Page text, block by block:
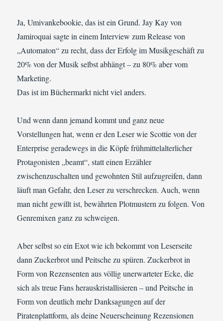
Ja, Umivankebookie, das ist ein Grund. Jay Kay von
Jamiroquai sagte in einem Interview zum Release von
„Automaton“ zu recht, dass der Erfolg im Musikgeschäft zu
20% von der Musik selbst abhängt – zu 80% aber vom
Marketing.
Das ist im Büchermarkt nicht viel anders.
Und wenn dann jemand kommt und ganz neue
Vorstellungen hat, wenn er den Leser wie Scottie von der
Enterprise geradewegs in die Köpfe frühmittelalterlicher
Protagonisten „beamt“, statt einen Erzähler
zwischenzuschalten und gewohnten Stil aufzugreifen, dann
läuft man Gefahr, den Leser zu verschrecken. Auch, wenn
man nicht gewillt ist, bewährten Plotmustern zu folgen. Von
Genremixen ganz zu schweigen.
Aber selbst so ein Exot wie ich bekommt von Leserseite
dann Zuckerbrot und Peitsche zu spüren. Zuckerbrot in
Form von Rezensenten aus völlig unerwarteter Ecke, die
sich als treue Fans herauskristallisieren – und Peitsche in
Form von deutlich mehr Danksagungen auf der
Piratenplattform, als deine Neuerscheinung Rezensionen